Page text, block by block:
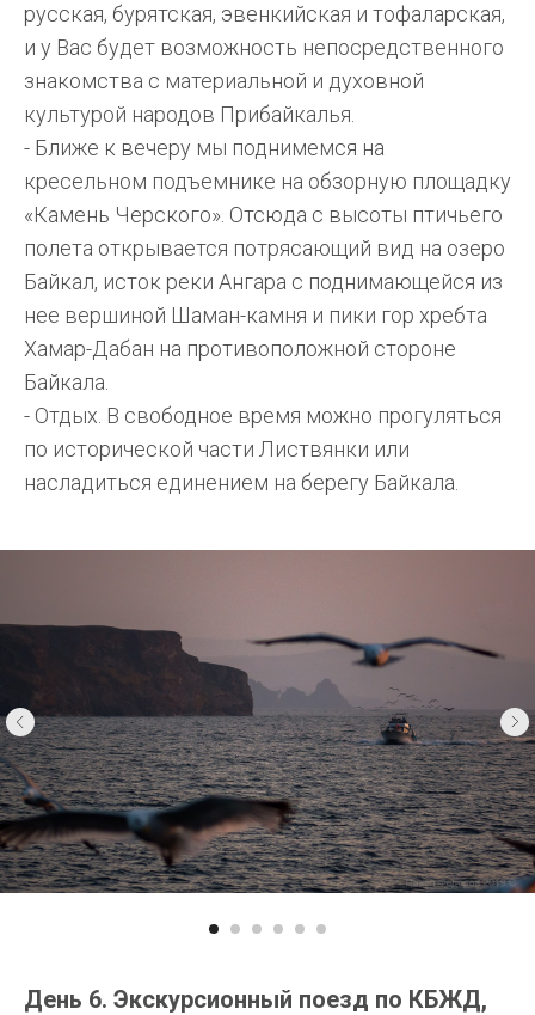
русская, бурятская, эвенкийская и тофаларская,
и у Вас будет возможность непосредственного
знакомства с материальной и духовной
культурой народов Прибайкалья.
- Ближе к вечеру мы поднимемся на
кресельном подъемнике на обзорную площадку
«Камень Черского». Отсюда с высоты птичьего
полета открывается потрясающий вид на озеро
Байкал, исток реки Ангара с поднимающейся из
нее вершиной Шаман-камня и пики гор хребта
Хамар-Дабан на противоположной стороне
Байкала.
- Отдых. В свободное время можно прогуляться
по исторической части Листвянки или
насладиться единением на берегу Байкала.
День 6. Экскурсионный поезд по КБЖД,